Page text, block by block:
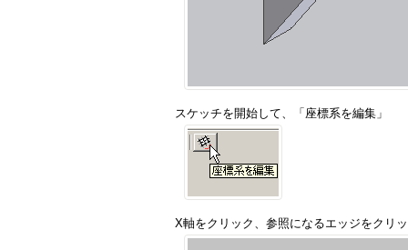
スケッチを開始して、「座標系を編集」
X軸をクリック、参照になるエッジをクリ